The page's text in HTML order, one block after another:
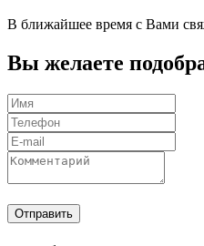
В ближайшее время с Вами
Вы желаете
Отправить